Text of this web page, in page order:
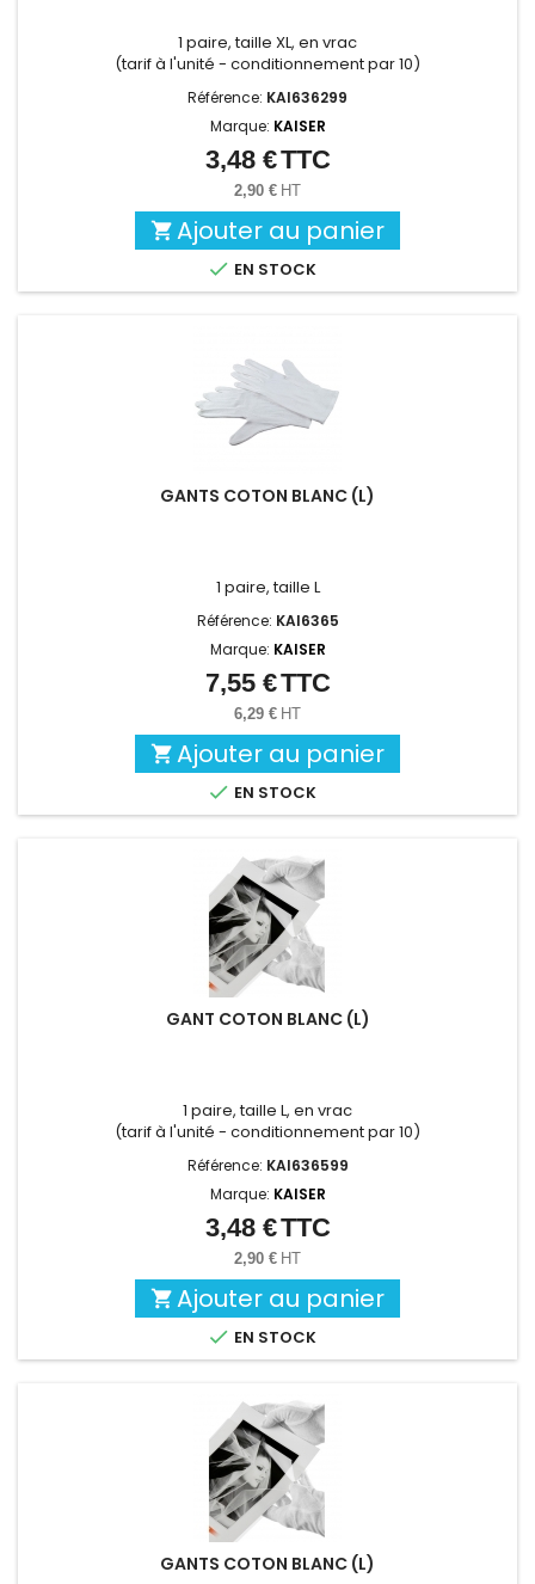
1 paire, taille XL, en vrac
(tarif à l'unité - conditionnement par 10)
Référence: KAI636299
Marque: KAISER
Prix
3,48 €TTC
2,90 € HT
 Ajouter au panier
 EN STOCK
GANTS COTON BLANC (L)
1 paire, taille L
Référence: KAI6365
Marque: KAISER
Prix
7,55 €TTC
6,29 € HT
 Ajouter au panier
 EN STOCK
GANT COTON BLANC (L)
1 paire, taille L, en vrac
(tarif à l'unité - conditionnement par 10)
Référence: KAI636599
Marque: KAISER
Prix
3,48 €TTC
2,90 € HT
 Ajouter au panier
 EN STOCK
GANTS COTON BLANC (L)